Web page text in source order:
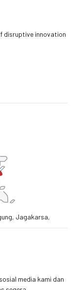
disruptive innovation
Jagakarsa,
media kami dan